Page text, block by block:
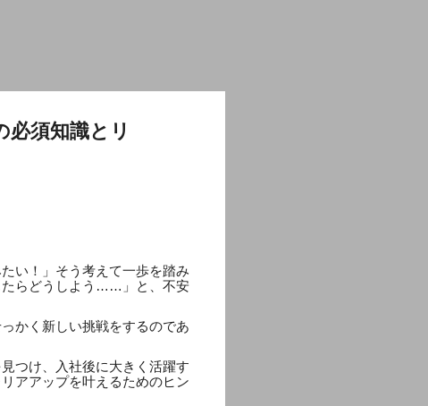
須知識とリ
い！」そう考えて一歩を踏み
たらどうしよう……」と、不安
かく新しい挑戦をするのであ
つけ、入社後に大きく活躍す
アアップを叶えるためのヒン